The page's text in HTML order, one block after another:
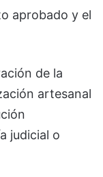
aprobado y el
de la
artesanal
judicial o